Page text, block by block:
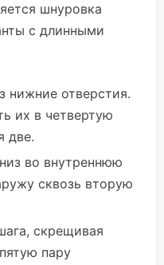
шнуровка
с длинными
нижние отверстия.
их в четвертую
две.
во внутреннюю
сквозь вторую
скрещивая
пару